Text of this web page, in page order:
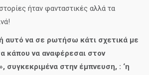
ήταν φανταστικές αλλά τα
αυτό να σε ρωτήσω κάτι σχετικά με
κάπου να αναφέρεσαι στον
συγκεκριμένα στην έμπνευση, : ‘η